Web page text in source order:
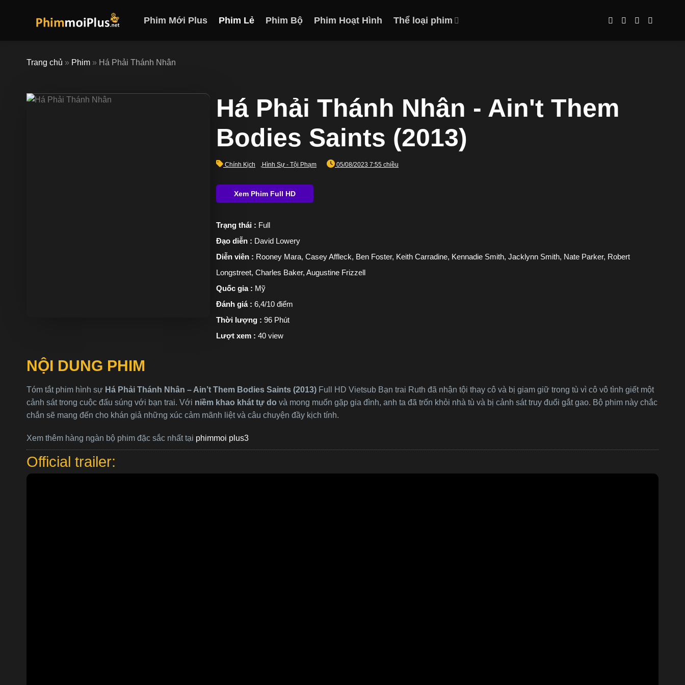
Phim Mới Plus Phim Lẻ Phim Bộ Phim Hoạt Hình Thể loại phim
Trang chủ » Phim » Há Phải Thánh Nhân
Há Phải Thánh Nhân - Ain't Them
Bodies Saints (2013)
Chính Kịch Hình Sự - Tội Phạm 05/08/2023 7:55 chiều
Trạng thái : Full
Đạo diễn : David Lowery
Diễn viên : Rooney Mara, Casey Affleck, Ben Foster, Keith Carradine, Kennadie Smith, Jacklynn Smith, Nate Parker, Robert
Longstreet, Charles Baker, Augustine Frizzell
Quốc gia : Mỹ
Đánh giá : 6,4/10 điểm
Thời lượng : 96 Phút
Lượt xem : 40 view
NỘI DUNG PHIM
Tóm tắt phim hình sự Há Phải Thánh Nhân – Ain’t Them Bodies Saints (2013) Full HD Vietsub Bạn trai Ruth đã nhận tội thay cô và bị giam giữ trong tù vì cô vô tình giết một
cảnh sát trong cuộc đấu súng với bạn trai. Với niềm khao khát tự do và mong muốn gặp gia đình, anh ta đã trốn khỏi nhà tù và bị cảnh sát truy đuổi gắt gao. Bộ phim này chắc
chắn sẽ mang đến cho khán giả những xúc cảm mãnh liệt và câu chuyện đầy kịch tính.
Xem thêm hàng ngàn bộ phim đặc sắc nhất tại phimmoi plus3
Official trailer: